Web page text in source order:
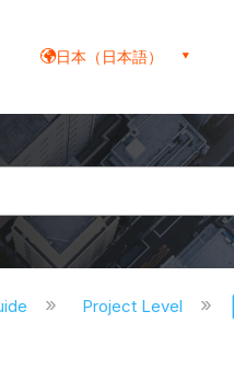
日本（日本語）
Project Level